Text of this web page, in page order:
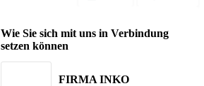
Wie Sie sich mit uns in Verbindung
setzen können
FIRMA INKO